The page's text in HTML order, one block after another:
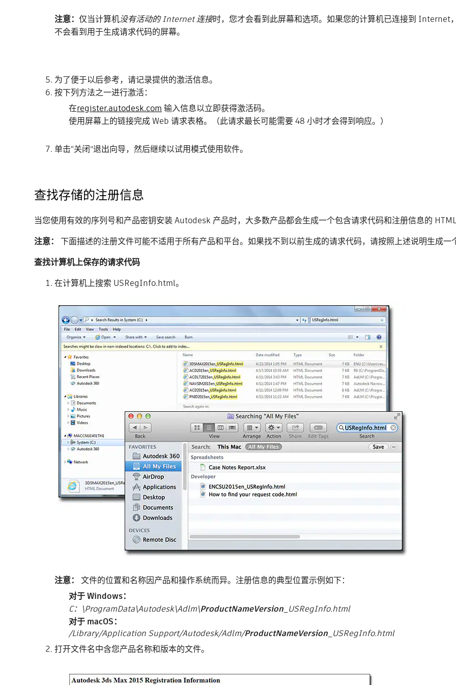
注意：仅当计算机没有活动的 Internet 连接时，您才会看到此屏幕和选项。如果您的计算机已连接到
不会看到用于生成请求代码的屏幕。
为了便于以后参考，请记录提供的激活信息。
按下列方法之一进行激活：
在register.autodesk.com 输入信息以立即获得激活码。
使用屏幕上的链接完成 Web 请求表格。（此请求最长可能需要 48 小时才会得到响应。）
单击“关闭”退出向导，然后继续以试用模式使用软件。
查找存储的注册信息
当您使用有效的序列号和产品密钥安装 Autodesk 产品时，大多数产品都会生成一个包含请求代码和注册信息的 HTML
注意：
下面描述的注册文件可能不适用于所有产品和平台。如果找不到以前生成的请求代码，请按照上述说明生成一
查找计算机上保存的请求代码
在计算机上搜索 USRegInfo.html。
注意：
文件的位置和名称因产品和操作系统而异。注册信息的典型位置示例如下：
对于 Windows：
C：\ProgramData\Autodesk\Adlm\ProductNameVersion _USRegInfo.html
对于 macOS：
/Library/Application Support/Autodesk/Adlm/ProductNameVersion _USRegInfo.html
打开文件名中含您产品名称和版本的文件。